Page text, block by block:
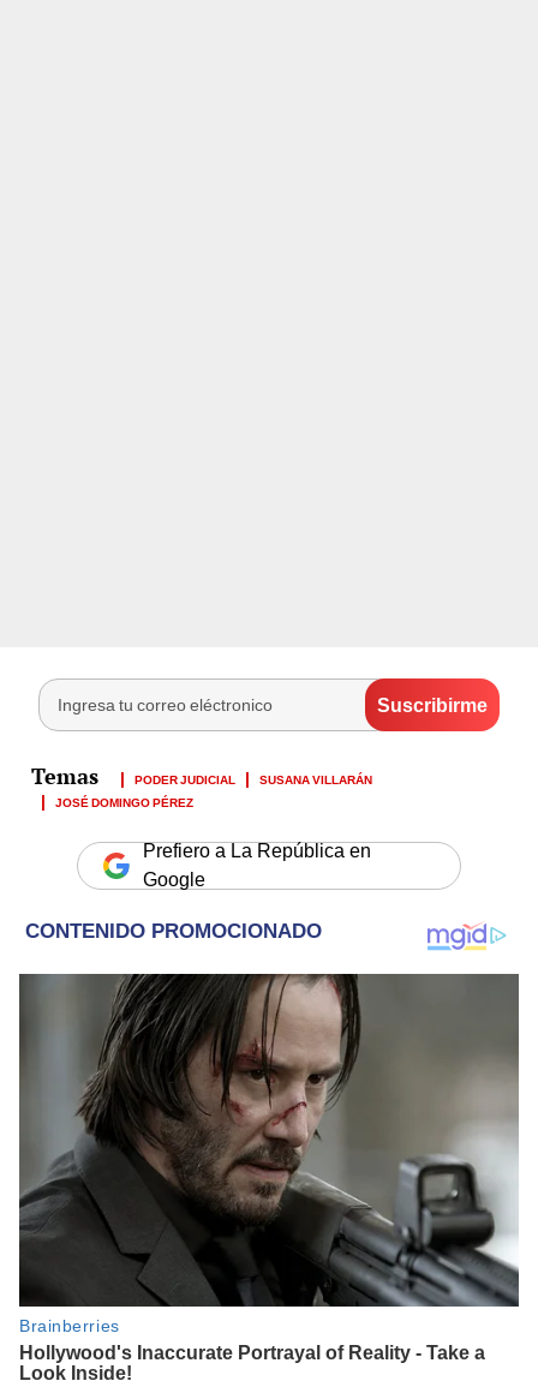
PODER JUDICIAL
SUSANA VILLARÁN
JOSÉ DOMINGO PÉREZ
Prefiero a La República en
Google